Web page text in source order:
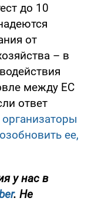
до 10
от
– в
между ЕС
ответ
организаторы
ее,
у нас в
. Не